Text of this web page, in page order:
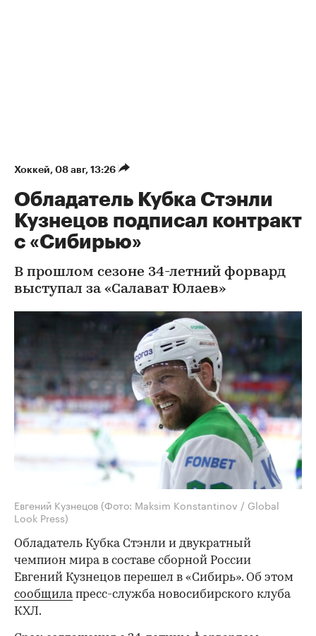
Хоккей⁠, 08 авг, 13:26
Обладатель Кубка Стэнли
Кузнецов подписал контракт
с «Сибирью»
В прошлом сезоне 34-летний форвард
выступал за «Салават Юлаев»
Евгений Кузнецов (Фото: Maksim Konstantinov / Global
Look Press)
Обладатель Кубка Стэнли и двукратный
чемпион мира в составе сборной России
Евгений Кузнецов перешел в «Сибирь». Об этом
сообщилапресс-служба новосибирского клуба
КХЛ.